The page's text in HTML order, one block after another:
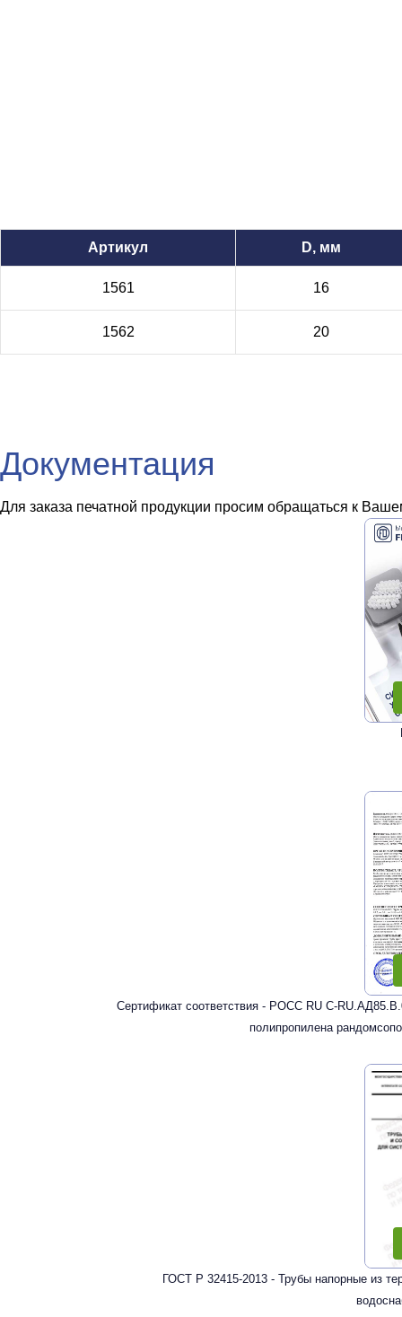
Артикул D, мм
1561 16
1562 20
Документация
Для заказа печатной продукции просим обращаться к
Сертификат соответствия - РОСС RU С-
полипропилена
ГОСТ Р 32415-2013 - Трубы напорные из